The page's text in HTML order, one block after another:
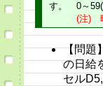
す。 0～59(
(注) 時間
【問題
の日給
セル